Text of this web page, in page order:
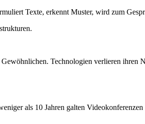
Texte, erkennt Muster, wird zum
Technologien verlieren ihren
als 10 Jahren galten